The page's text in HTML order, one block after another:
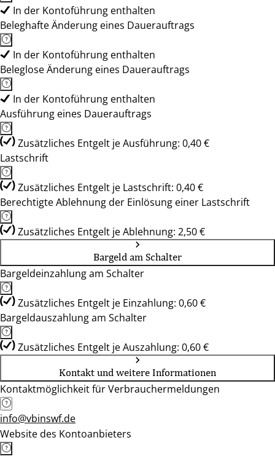
In der Kontoführung enthalten
Beleghafte Änderung eines Dauerauftrags
In der Kontoführung enthalten
Beleglose Änderung eines Dauerauftrags
In der Kontoführung enthalten
Ausführung eines Dauerauftrags
Zusätzliches Entgelt je Ausführung: 0,40 €
Lastschrift
Zusätzliches Entgelt je Lastschrift: 0,40 €
Berechtigte Ablehnung der Einlösung einer Lastschrift
Zusätzliches Entgelt je Ablehnung: 2,50 €
Bargeld am Schalter
Bargeldeinzahlung am Schalter
Zusätzliches Entgelt je Einzahlung: 0,60 €
Bargeldauszahlung am Schalter
Zusätzliches Entgelt je Auszahlung: 0,60 €
Kontakt und weitere Informationen
Kontaktmöglichkeit für Verbrauchermeldungen
info@vbinswf.de
Website des Kontoanbieters